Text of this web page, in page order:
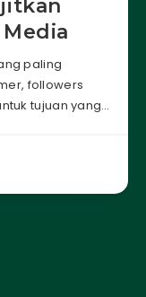
paling
followers
tujuan yang…